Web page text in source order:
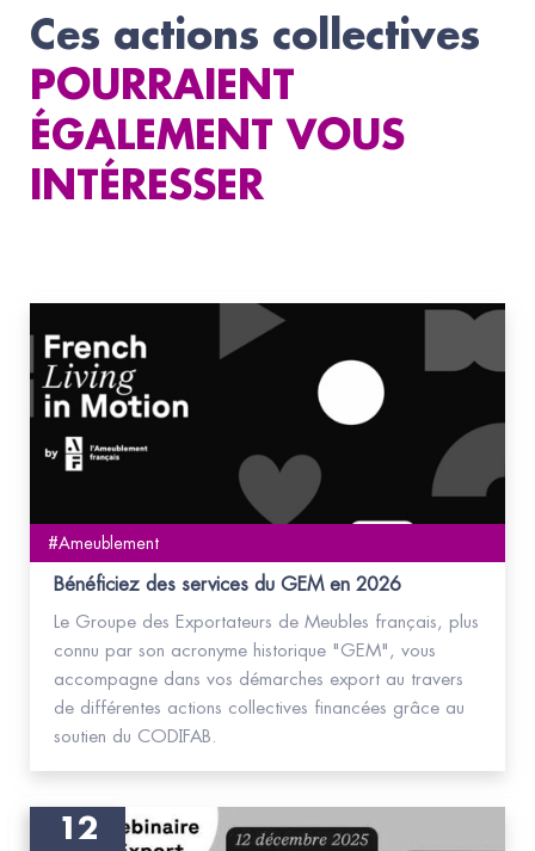
Ces actions collectives
POURRAIENT
ÉGALEMENT VOUS
INTÉRESSER
#Ameublement
Bénéficiez des services du GEM en 2026
Le Groupe des Exportateurs de Meubles français, plus
connu par son acronyme historique "GEM", vous
accompagne dans vos démarches export au travers
de différentes actions collectives financées grâce au
soutien du CODIFAB.
12